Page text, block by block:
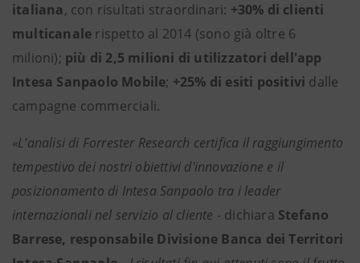
italiana, con risultati straordinari: +30% di clienti
multicanale rispetto al 2014 (sono già oltre 6
milioni); più di 2,5 milioni di utilizzatori dell'app
Intesa Sanpaolo Mobile; +25% di esiti positivi dalle
campagne commerciali.
«L'analisi di Forrester Research certifica il raggiungimento
tempestivo dei nostri obiettivi d'innovazione e il
posizionamento di Intesa Sanpaolo tra i leader
internazionali nel servizio al cliente - dichiara Stefano
Barrese, responsabile Divisione Banca dei Territori